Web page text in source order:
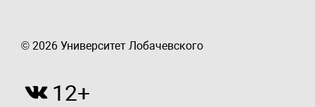
© 2026 Университет Лобачевского
12+